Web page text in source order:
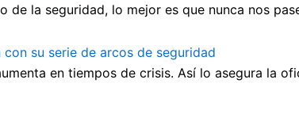
de la seguridad, lo mejor es que nunca nos
su serie de arcos de seguridad
en tiempos de crisis. Así lo asegura la